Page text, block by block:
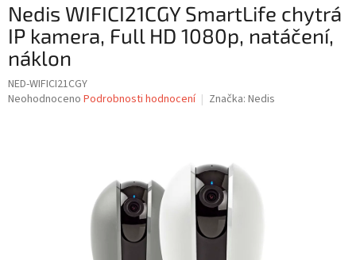
Nedis WIFICI21CGY SmartLife chytrá
IP kamera, Full HD 1080p, natáčení,
náklon
NED-WIFICI21CGY
Průměrné
Neohodnoceno Podrobnosti hodnocení Značka: Nedis